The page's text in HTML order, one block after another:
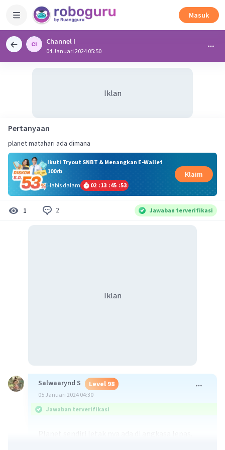
Masuk
Channel I
04 Januari 2024 05:50
Iklan
Pertanyaan
planet matahari ada dimana
Ikuti Tryout SNBT & Menangkan E-Wallet
100rb
Habis dalam
02 :13 :45 :52
Klaim
1 2 Jawaban terverifikasi
Iklan
Salwaarynd S Level 98
05 Januari 2024 04:30
Jawaban terverifikasi